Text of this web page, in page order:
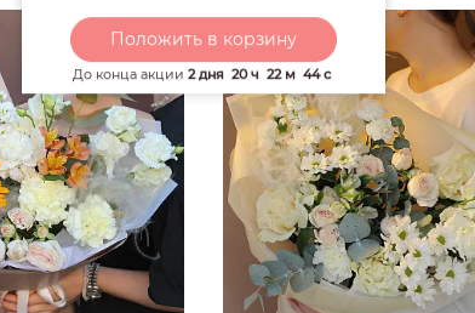
Положить в корзину
До конца акции 2 дня 20 ч 22 м 44 с